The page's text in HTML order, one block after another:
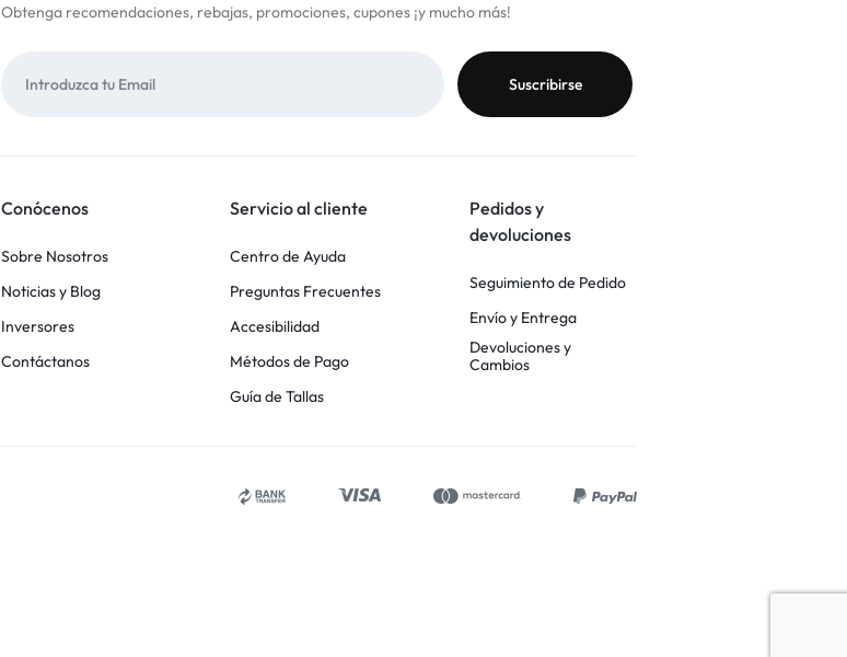
Obtenga recomendaciones, rebajas, promociones, cupones ¡y mucho más!
Conócenos
Sobre Nosotros
Noticias y Blog
Inversores
Contáctanos
Servicio al cliente
Centro de Ayuda
Preguntas Frecuentes
Accesibilidad
Métodos de Pago
Guía de Tallas
Pedidos y
devoluciones
Seguimiento de Pedido
Envío y Entrega
Devoluciones y
Cambios